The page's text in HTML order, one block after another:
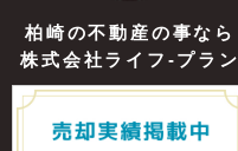
柏崎の不動産の事なら
株式会社ライフ-プラン